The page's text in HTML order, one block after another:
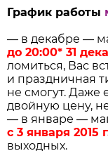
График работы
— в декабре —
до 20:00* 31
ломиться, Вас
и праздничная
не смогут. Даже
двойную цену,
— в январе —
с 3 января 2015
выходных.